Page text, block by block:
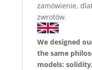
zamówienie,
zwrotów.
We designed
the same
models: